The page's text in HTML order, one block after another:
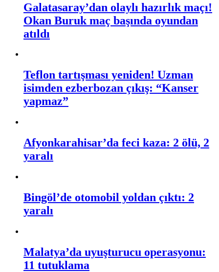
Galatasaray’dan olaylı hazırlık maçı!
Okan Buruk maç başında oyundan
atıldı
Teflon tartışması yeniden! Uzman
isimden ezberbozan çıkış: “Kanser
yapmaz”
Afyonkarahisar’da feci kaza: 2 ölü, 2
yaralı
Bingöl’de otomobil yoldan çıktı: 2
yaralı
Malatya’da uyuşturucu operasyonu:
11 tutuklama